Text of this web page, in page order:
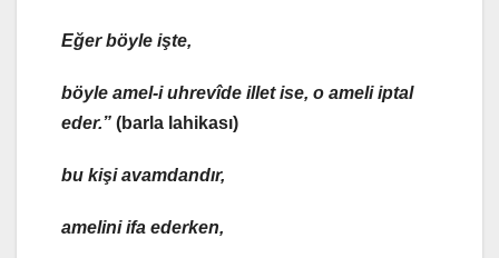
Eğer böyle işte,
böyle amel-i uhrevîde illetise, o ameliiptal
eder.” (barla lahikası)
bu kişiavamdandır,
amelini ifa ederken,